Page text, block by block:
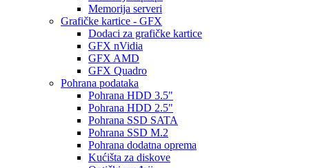
Memorija serveri
Grafičke kartice - GFX
Dodaci za grafičke kartice
GFX nVidia
GFX AMD
GFX Quadro
Pohrana podataka
Pohrana HDD 3.5"
Pohrana HDD 2.5"
Pohrana SSD SATA
Pohrana SSD M.2
Pohrana dodatna oprema
Kućišta za diskove